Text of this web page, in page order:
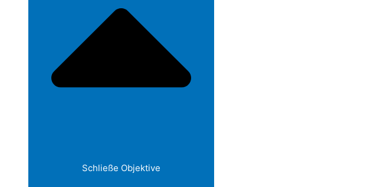
Schließe Objektive